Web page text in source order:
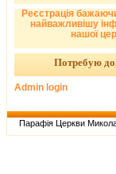
Реєстрація
найважливішу
нашої
Потребую
Admin login
Парафія Церкви